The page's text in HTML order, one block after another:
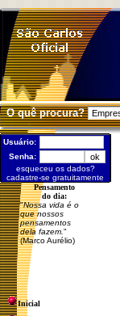
O quê procura?
Usuário:
Senha:
esqueceu os dados?
cadastre-se gratuitamente
Pensamento
do dia:
"Nossa vida é o
que nossos
pensamentos
dela fazem. "
(Marco Aurélio)
Inicial